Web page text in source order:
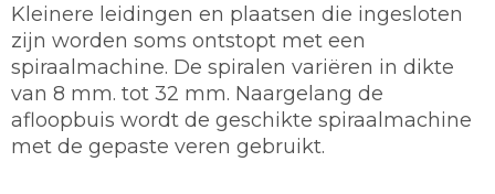
Kleinere leidingen en plaatsen die ingesloten
zijn worden soms ontstopt met een
spiraalmachine. De spiralen variëren in dikte
van 8 mm. tot 32 mm. Naargelang de
afloopbuis wordt de geschikte spiraalmachine
met de gepaste veren gebruikt.